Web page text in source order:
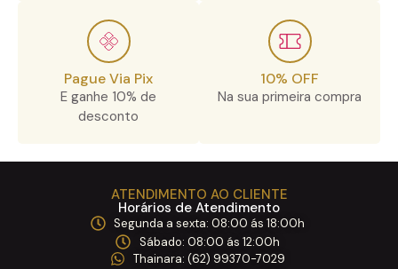
Pague Via Pix
E ganhe 10% de
desconto
10% OFF
Na sua primeira compra
ATENDIMENTO AO CLIENTE
Horários de Atendimento
Segunda a sexta: 08:00 ás 18:00h ​
Sábado: 08:00 ás 12:00h ​
Thainara: (62) 99370-7029 ​